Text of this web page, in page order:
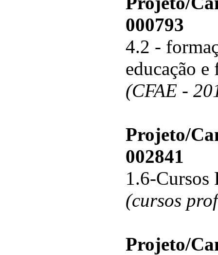
000793
4.2 -
educação e
(CFAE -
Projeto/
002841
1.6-Cursos
(cursos
Projeto/